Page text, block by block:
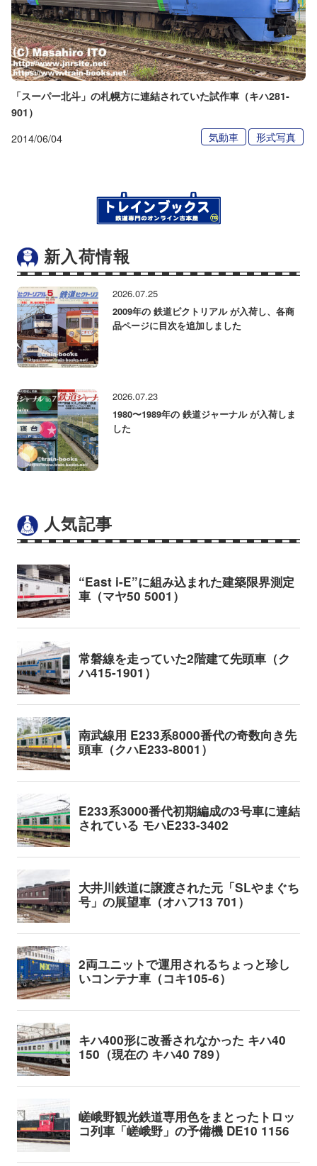
「スーパー北斗」の札幌方に連結されていた試作車（キハ281-
901）
2014/06/04 気動車 形式写真
新入荷情報
2026.07.25
2009年の 鉄道ピクトリアル が入荷し、各商
品ページに目次を追加しました
2026.07.23
1980〜1989年の 鉄道ジャーナル が入荷しま
した
人気記事